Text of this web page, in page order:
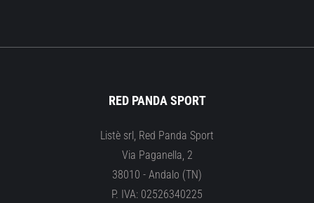
RED PANDA SPORT
Listè srl, Red Panda Sport
Via Paganella, 2
38010 - Andalo (TN)
P. IVA: 02526340225